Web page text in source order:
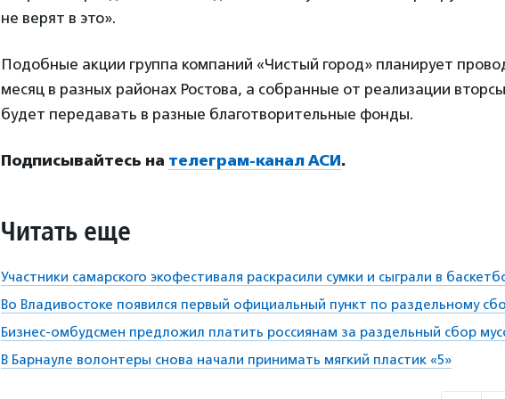
не верят в это».
Подобные акции группа компаний «Чистый город» планирует
месяц в разных районах Ростова, а собранные от реализации
будет передавать в разные благотворительные фонды.
Подписывайтесь на телеграм-канал АСИ.
Читать еще
Участники самарского экофестиваля раскрасили сумки и сыграли в
Во Владивостоке появился первый официальный пункт по раздельному
Бизнес-омбудсмен предложил платить россиянам за раздельный сбор
В Барнауле волонтеры снова начали принимать мягкий пластик «5»